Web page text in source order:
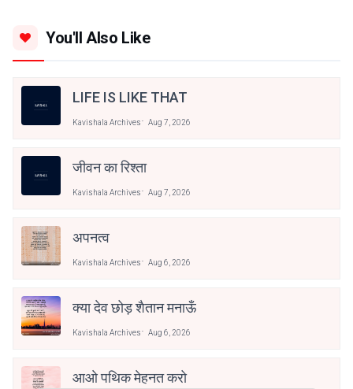
You'll Also Like
LIFE IS LIKE THAT
Kavishala Archives Aug 7, 2026
जीवन का रिश्ता
Kavishala Archives Aug 7, 2026
अपनत्व
Kavishala Archives Aug 6, 2026
क्या देव छोड़ शैतान मनाऊँ
Kavishala Archives Aug 6, 2026
आओ पथिक मेहनत करो